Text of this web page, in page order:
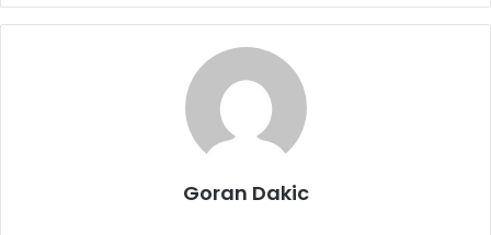
Goran Dakic